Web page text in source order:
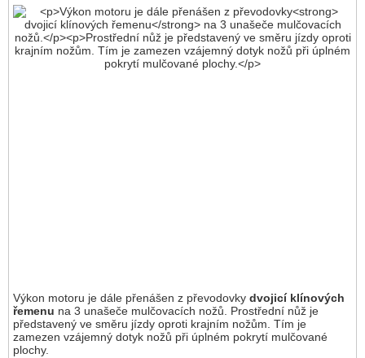
Výkon motoru je dále přenášen z převodovky dvojicí klínových
řemenu na 3 unašeče mulčovacích nožů. Prostřední nůž je
představený ve směru jízdy oproti krajním nožům. Tím je
zamezen vzájemný dotyk nožů při úplném pokrytí mulčované
plochy.